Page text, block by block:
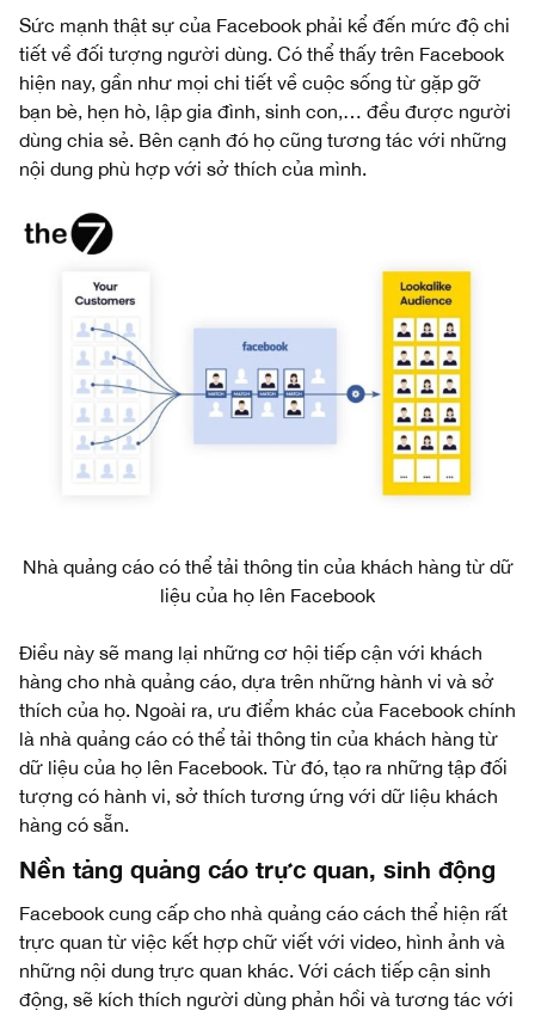
Sức mạnh thật sự của Facebook phải kể đến mức độ chi
tiết về đối tượng người dùng. Có thể thấy trên Facebook
hiện nay, gần như mọi chi tiết về cuộc sống từ gặp gỡ
bạn bè, hẹn hò, lập gia đình, sinh con,… đều được người
dùng chia sẻ. Bên cạnh đó họ cũng tương tác với những
nội dung phù hợp với sở thích của mình.
Nhà quảng cáo có thể tải thông tin của khách hàng từ dữ
liệu của họ lên Facebook
Điều này sẽ mang lại những cơ hội tiếp cận với khách
hàng cho nhà quảng cáo, dựa trên những hành vi và sở
thích của họ. Ngoài ra, ưu điểm khác của Facebook chính
là nhà quảng cáo có thể tải thông tin của khách hàng từ
dữ liệu của họ lên Facebook. Từ đó, tạo ra những tập đối
tượng có hành vi, sở thích tương ứng với dữ liệu khách
hàng có sẵn.
Nền tảng quảng cáo trực quan, sinh động
Facebook cung cấp cho nhà quảng cáo cách thể hiện rất
trực quan từ việc kết hợp chữ viết với video, hình ảnh và
những nội dung trực quan khác. Với cách tiếp cận sinh
động, sẽ kích thích người dùng phản hồi và tương tác với